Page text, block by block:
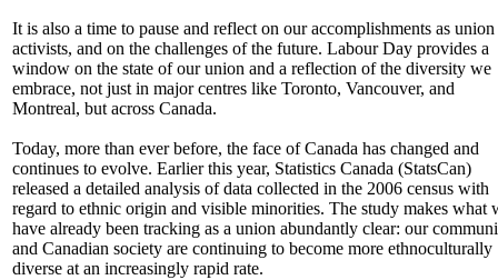
It is also a time to pause and reflect on our accomplishments as union
activists, and on the challenges of the future. Labour Day provides a
window on the state of our union and a reflection of the diversity we
embrace, not just in major centres like Toronto, Vancouver, and
Montreal, but across Canada.
Today, more than ever before, the face of Canada has changed and
continues to evolve. Earlier this year, Statistics Canada (StatsCan)
released a detailed analysis of data collected in the 2006 census with
regard to ethnic origin and visible minorities. The study makes what
have already been tracking as a union abundantly clear: our
and Canadian society are continuing to become more ethnoculturally
diverse at an increasingly rapid rate.